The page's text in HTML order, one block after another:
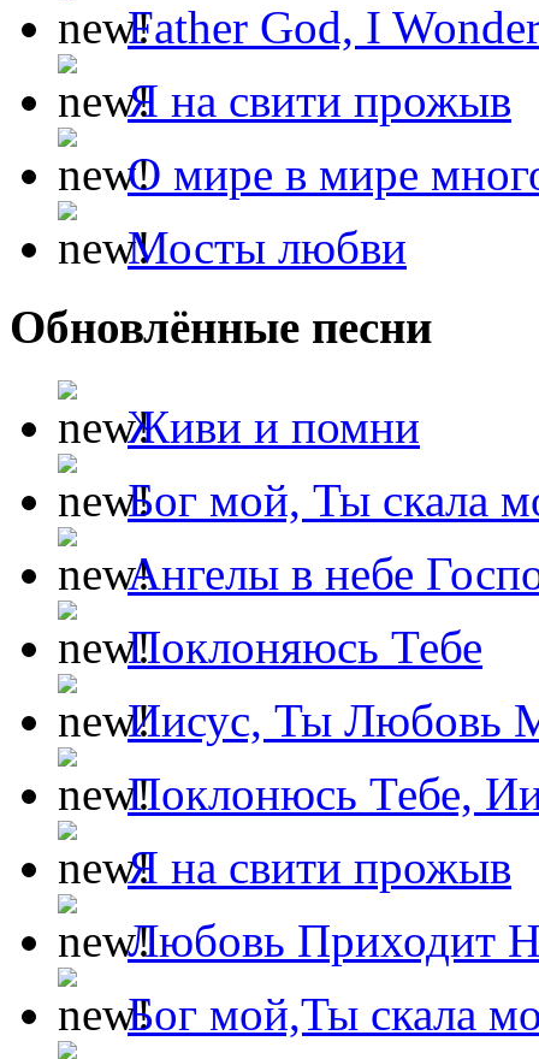
Father God, I
Я на свити прожыв
О мире в мире
Мосты любви
Обновлённые песни
Живи и помни
Бог мой, Ты скала
Ангелы в небе
Поклоняюсь Тебе
Иисус, Ты Любовь
Поклонюсь Тебе,
Я на свити прожыв
Любовь Приходит
Бог мой,Ты скала